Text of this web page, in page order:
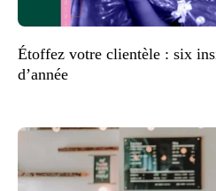
Étoffez votre clientèle : six
d’année